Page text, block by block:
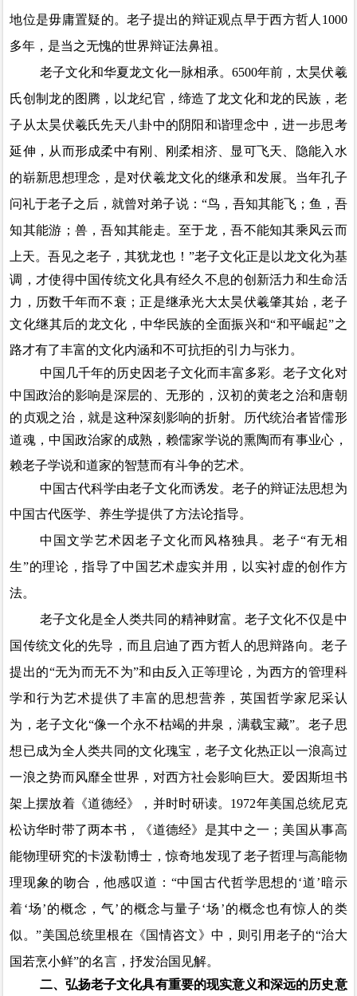
地位是毋庸置疑的。老子提出的辩证观点早于西方哲人 1000
多年，是当之无愧的世界辩证法鼻祖。
老子文化和华夏龙文化一脉相承。 6500年前，太昊伏羲
氏创制龙的图腾，以龙纪官，缔造了龙文化和龙的民族，老
子从太昊伏羲氏先天八卦中的阴阳和谐理念中，进一步思考
延伸，从而形成柔中有刚、刚柔相济、显可飞天、隐能入水
的崭新思想理念，是对伏羲龙文化的继承和发展。 当年孔子
问礼于老子之后，就曾对弟子说： “鸟，吾知其能飞；鱼，吾
知其能游；兽，吾知其能走。至于龙，吾不能知其乘风云而
上天。吾见之老子，其犹龙也 ！ ”老子文化正是以龙文化为基
调，才使得中国传统文化具有经久不息的创新活力和生命活
力，历数千年而不衰；正是继承光大太昊伏羲肇其始，老子
文化继其后的龙文化，中华民族的全面振兴和“和平崛起”之
路才有了丰富的文化内涵和不可抗拒的引力与张力。
中国几千年的历史因老子文化而丰富多彩。老子文化对
中国政治的影响是深层的、无形的，汉初的黄老之治和唐朝
的贞观之治，就是这种深刻影响的折射。历代统治者皆儒形
道魂，中国政治家的成熟，赖儒家学说的熏陶而有事业心，
赖老子学说和道家的智慧而有斗争的艺术。
中国古代科学由老子文化而诱发。老子的辩证法思想为
中国古代医学、养生学提供了方法论指导。
中国文学艺术因老子文化而风格独具。老子“有无相
生”的理论，指导了中国艺术虚实并用，以实衬虚的创作方
法。
老子文化是全人类共同的精神财富。老子文化不仅是中
国传统文化的先导，而且启迪了西方哲人的思辩路向。老子
提出的“无为而无不为”和由反入正等理论，为西方的管理科
学和行为艺术提供了丰富的思想营养，英国哲学家尼采认
为，老子文化“像一个永不枯竭的井泉，满载宝藏”。老子思
想已成为全人类共同的文化瑰宝，老子文化热正以一浪高过
一浪之势而风靡全世界，对西方社会影响巨大。爱因斯坦书
架上摆放着《道德经》
， 并时时研读。 1972年美国总统尼克
松访华时带了两本书，《道德经》是其中之一；美国从事高
能物理研究的卡泼勒博士，惊奇地发现了老子哲理与高能物
理现象的吻合，他感叹道：“中国古代哲学思想的‘道’暗示
着‘场’的概念，气’的概念与量子‘场’的概念也有惊人的类
似。”美国总统里根在《国情咨文》中，则引用老子的“治大
国若烹小鲜”的名言，抒发治国见解。
二、弘扬老子文化具有重要的现实意义和深远的历史意